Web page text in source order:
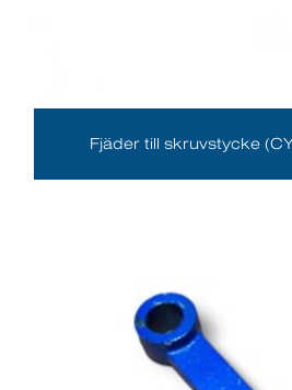
Fjäder till skruvstycke